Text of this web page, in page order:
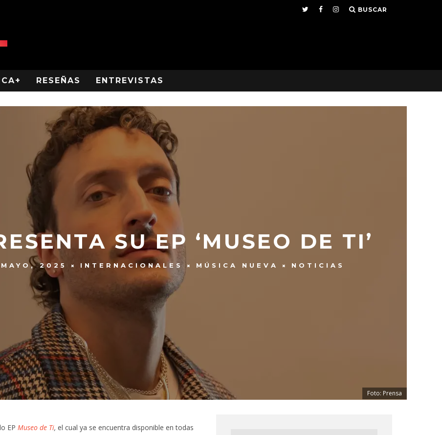
BUSCAR
RESEÑAS ENTREVISTAS
SU EP ‘MUSEO DE TI’
2025 INTERNACIONALES MÚSICA NUEVA NOTICIAS
Foto: Prensa
EP Museo de Ti, el cual ya se encuentra disponible en todas